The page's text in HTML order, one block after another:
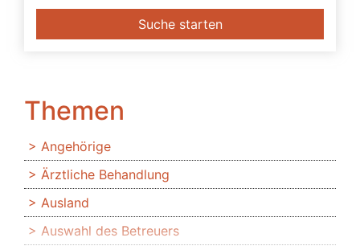
Suche starten
Themen
Angehörige
Ärztliche Behandlung
Ausland
Auswahl des Betreuers